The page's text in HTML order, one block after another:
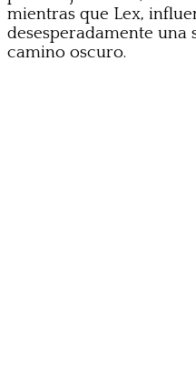
mientras que Lex,
desesperadamente una
camino oscuro.